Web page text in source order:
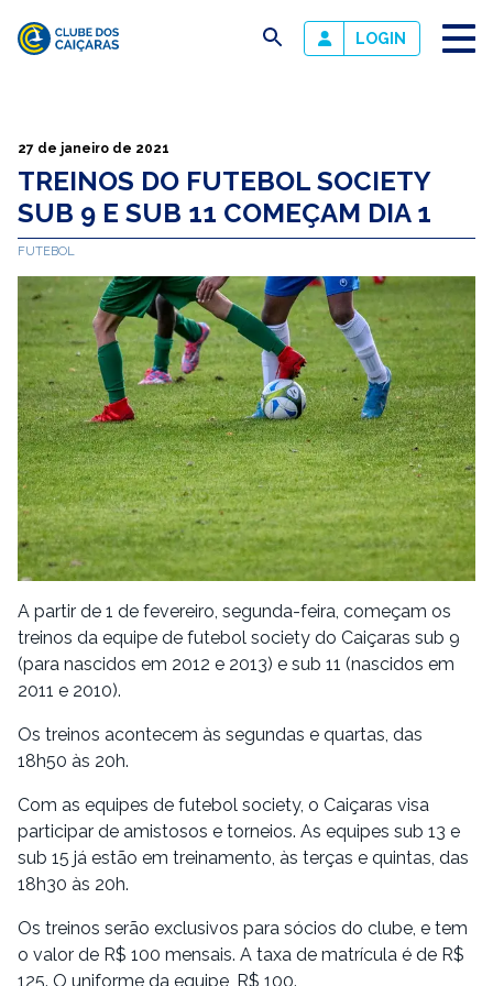
Caiçaras
busca LOGIN
27 de janeiro de 2021
TREINOS DO FUTEBOL SOCIETY
SUB 9 E SUB 11 COMEÇAM DIA 1
FUTEBOL
A partir de 1 de fevereiro, segunda-feira, começam os
treinos da equipe de futebol society do Caiçaras sub 9
(para nascidos em 2012 e 2013) e sub 11 (nascidos em
2011 e 2010).
Os treinos acontecem às segundas e quartas, das
18h50 às 20h.
Com as equipes de futebol society, o Caiçaras visa
participar de amistosos e torneios. As equipes sub 13 e
sub 15 já estão em treinamento, às terças e quintas, das
18h30 às 20h.
Os treinos serão exclusivos para sócios do clube, e tem
o valor de R$ 100 mensais. A taxa de matrícula é de R$
125. O uniforme da equipe, R$ 100.